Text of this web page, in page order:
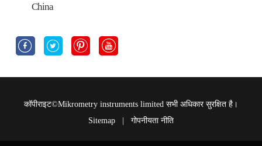
China
   
कॉपीराइट©Mikrometry instruments limited सभी अधिकार सुरक्षित है।
Sitemap
गोपनीयता नीति